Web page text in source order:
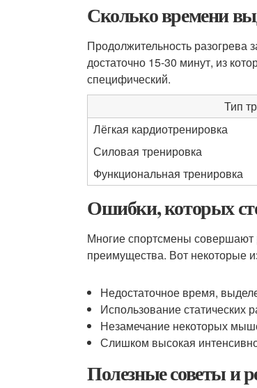
Сколько времени
Продолжительность разогрева
достаточно 15-30 минут, из
специфический.
Тип
Лёгкая кардиотренировка
Силовая тренировка
Функциональная тренировка
Ошибки, которых
Многие спортсмены совершают
преимущества. Вот некоторые
Недостаточное время,
Использование статических
Незамечание некоторых
Слишком высокая
Полезные советы и